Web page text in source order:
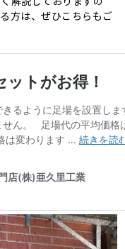
方は、ぜひこちらもご